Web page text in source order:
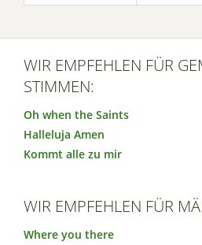
WIR EMPFEHLEN FÜR
STIMMEN:
Oh when the Saints
Halleluja Amen
Kommt alle zu mir
WIR EMPFEHLEN FÜR
Where you there